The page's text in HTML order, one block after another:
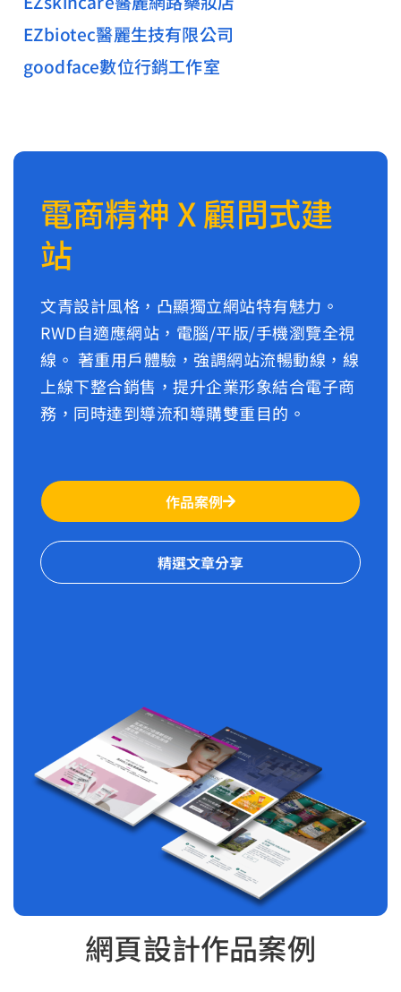
EZbiotec醫麗生技有限公司
goodface數位行銷工作室
電商精神 X 顧問式建
站
文青設計風格，凸顯獨立網站特有魅力。
RWD自適應網站，電腦/平版/手機瀏覽全視
線。 著重用戶體驗，強調網站流暢動線，線
上線下整合銷售，提升企業形象結合電子商
務，同時達到導流和導購雙重目的。
作品案例
精選文章分享
網頁設計作品案例